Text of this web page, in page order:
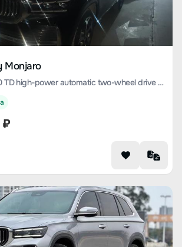
Monjaro
Xingyue L 2024 2.0 TD high-power automatic two-wheel drive cloud version